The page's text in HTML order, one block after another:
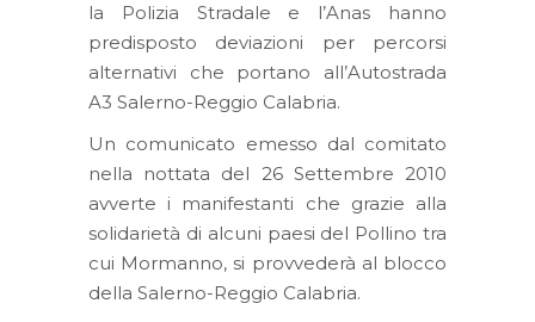
la Polizia Stradale e l’Anas hanno
predisposto deviazioni per percorsi
alternativi che portano all’Autostrada
A3 Salerno-Reggio Calabria.
Un comunicato emesso dal comitato
nella nottata del 26 Settembre 2010
avverte i manifestanti che grazie alla
solidarietà di alcuni paesi del Pollino tra
cui Mormanno, si provvederà al blocco
della Salerno-Reggio Calabria.